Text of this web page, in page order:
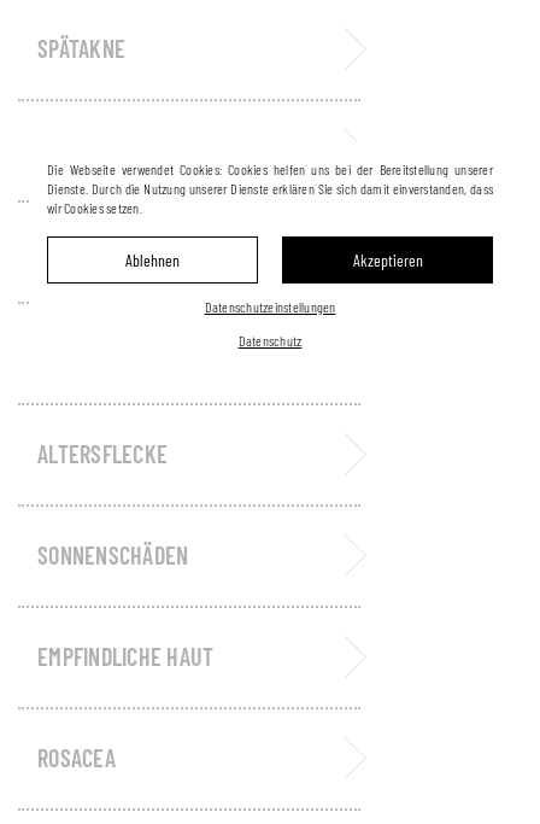
SPÄTAKNE
ALTERSFLECKE
SONNENSCHÄDEN
EMPFINDLICHE HAUT
ROSACEA
Die Webseite verwendet Cookies: Cookies helfen uns bei der Bereitstellung unserer
Dienste. Durch die Nutzung unserer Dienste erklären Sie sich damit einverstanden, dass
wir Cookies setzen.
Ablehnen Akzeptieren
Datenschutzeinstellungen
Datenschutz